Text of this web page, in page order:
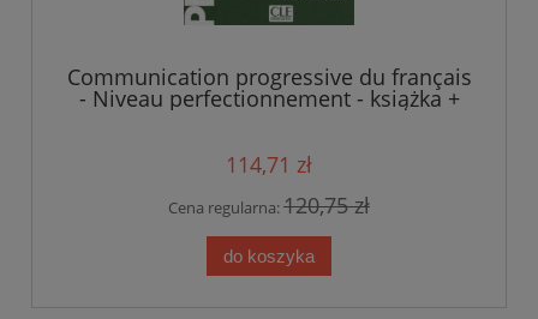
Communication progressive du français
- Niveau perfectionnement - książka +
114,71 zł
Cena regularna:120,75 zł
do koszyka